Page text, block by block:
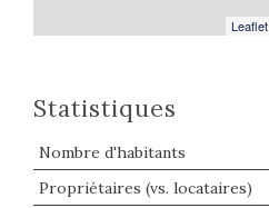
Leaflet
Statistiques
Nombre d'habitants
Propriétaires (vs. locataires)